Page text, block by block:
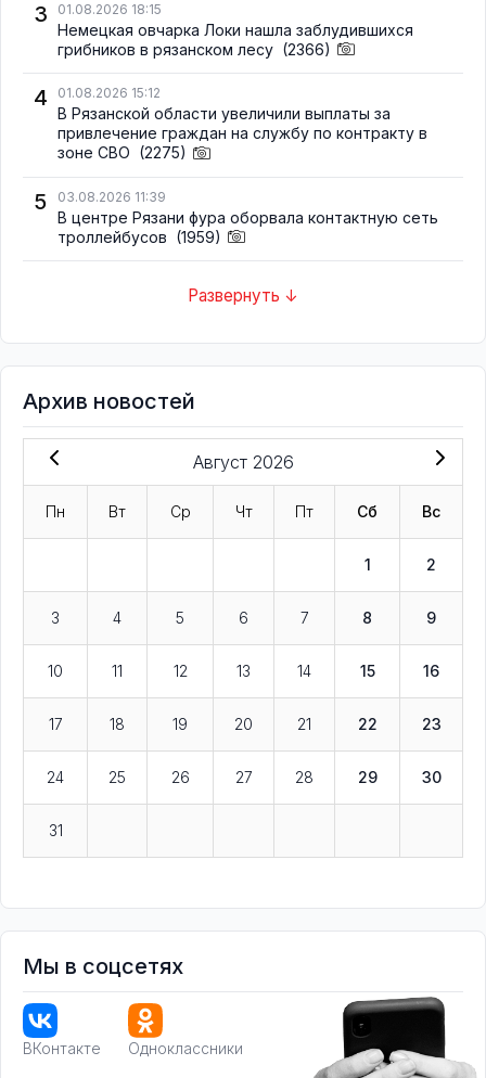
3 01.08.2026 18:15
Немецкая овчарка Локи нашла заблудившихся
грибников в рязанском лесу (2366)
4 01.08.2026 15:12
В Рязанской области увеличили выплаты за
привлечение граждан на службу по контракту в
зоне СВО (2275)
5 03.08.2026 11:39
В центре Рязани фура оборвала контактную сеть
троллейбусов (1959)
Развернуть ↓
Архив новостей
Август 2026
Пн Вт Ср Чт Пт Сб Вс
1 2
3 4 5 6 7 8 9
10 11 12 13 14 15 16
17 18 19 20 21 22 23
24 25 26 27 28 29 30
31
Мы в соцсетях
ВКонтакте Одноклассники